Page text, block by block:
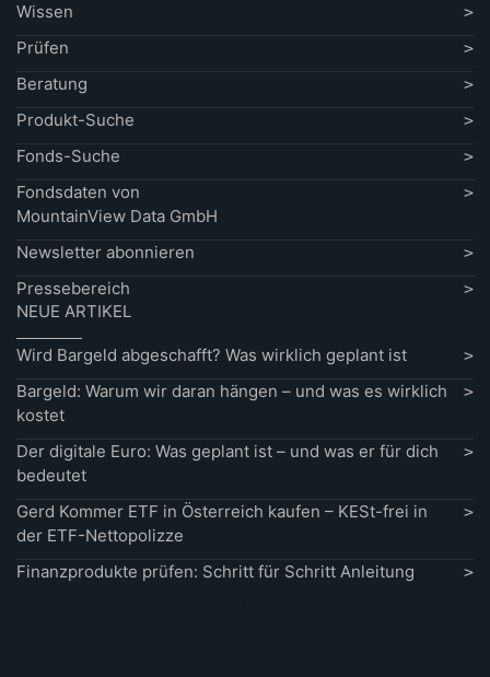
Wissen
Prüfen
Beratung
Produkt-Suche
Fonds-Suche
Fondsdaten von
MountainView Data GmbH
Newsletter abonnieren
Pressebereich
NEUE ARTIKEL
Wird Bargeld abgeschafft? Was wirklich geplant ist
Bargeld: Warum wir daran hängen – und was es wirklich
kostet
Der digitale Euro: Was geplant ist – und was er für dich
bedeutet
Gerd Kommer ETF in Österreich kaufen – KESt-frei in
der ETF-Nettopolizze
Finanzprodukte prüfen: Schritt für Schritt Anleitung